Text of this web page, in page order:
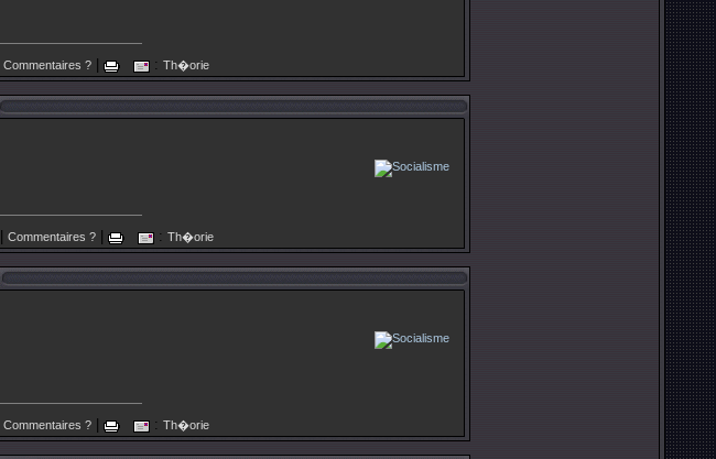
Commentaires ? : Th�orie
Commentaires ?| : Th�orie
Commentaires ? : Th�orie